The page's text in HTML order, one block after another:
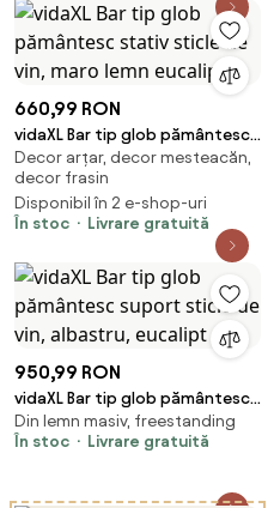
660,99 RON
vidaXL Bar tip glob pământesc
stativ sticle de vin, maro lemn
eucalipt
Decor arțar, decor mesteacăn,
decor frasin
Disponibil în 2 e-shop-uri
În stoc
Livrare gratuită
950,99 RON
vidaXL Bar tip glob pământesc
suport sticle de vin, albastru,
eucalipt
Din lemn masiv, freestanding
În stoc
Livrare gratuită